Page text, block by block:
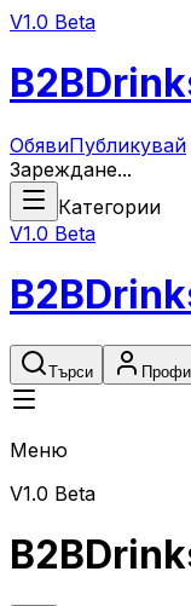
V1.0 Beta
B2B
ОбявиПубликувай
Зареждане...
Категории
V1.0 Beta
B2B
Търси
Меню
V1.0 Beta
B2B